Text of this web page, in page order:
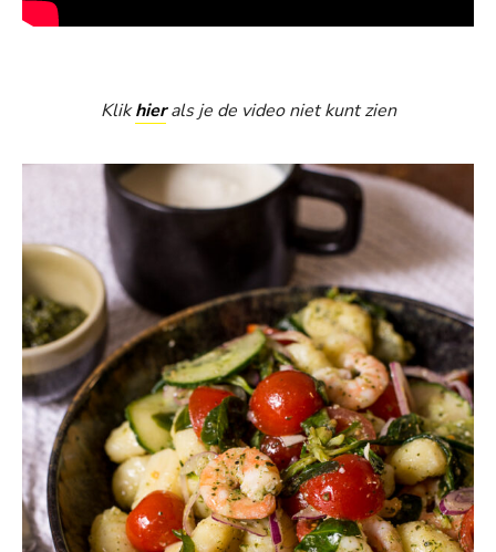
Klikhierals je de video niet kunt zien